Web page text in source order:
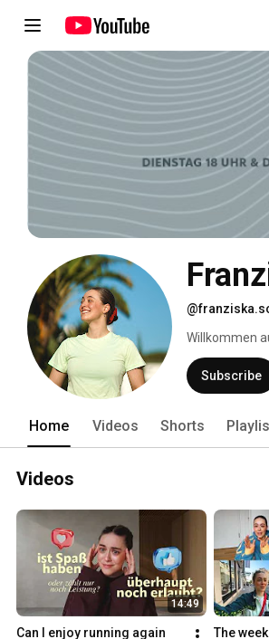
Willkommen
Subscribe
Home Videos Shorts
Videos
14:49
Can I enjoy running again
The